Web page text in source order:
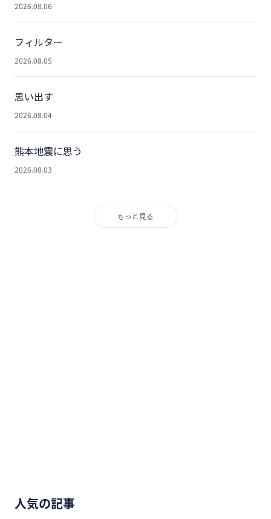
2026.08.06
フィルター
2026.08.05
思い出す
2026.08.04
熊本地震に思う
2026.08.03
もっと見る
人気の記事